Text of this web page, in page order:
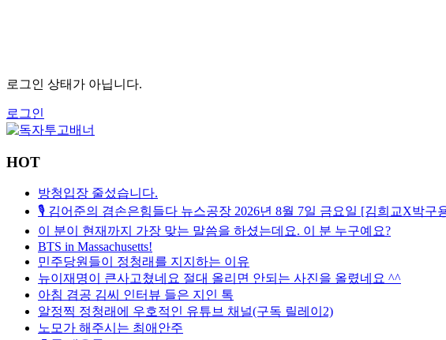
로그인 상태가 아닙니다.
로그인
HOT
방청입장 줄섰습니다.
🎙️ 김어준의 겸손은힘들다 뉴스공장 2026년 8월 7일 금요일 [김희교X박
이 분이 현재까지 가장 맞는 말씀을 하셨는데요. 이 분 누구예요?
BTS in Massachusetts!
민주당원들이 정청래를 지지하는 이유
뉴이재명이 큰사고쳤네요 절대 올리면 안되는 사진을 올렸네요 ^^
아침 겸공 김씨 인터뷰 들은 지인 톡
알정찍 정청래에 우호적인 유튜브 채널(구독 릴레이2)
노모가 해주시는 최애안주